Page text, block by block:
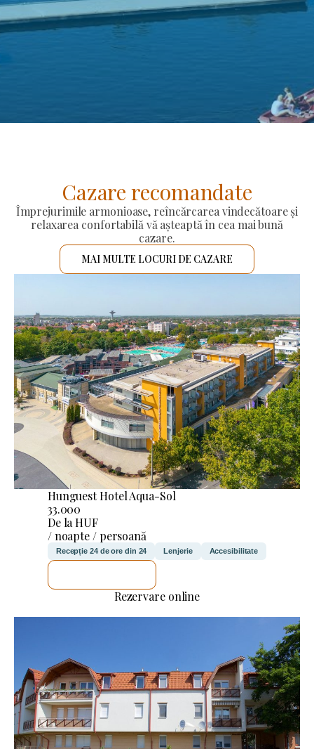
Cazare recomandate
Împrejurimile armonioase, reîncărcarea vindecătoare și
relaxarea confortabilă vă așteaptă în cea mai bună
cazare.
MAI MULTE LOCURI DE CAZARE
Hunguest Hotel Aqua-Sol
33.000
De la HUF
/ noapte / persoană
Recepție 24 de ore din 24 Lenjerie Accesibilitate
Rezervare online